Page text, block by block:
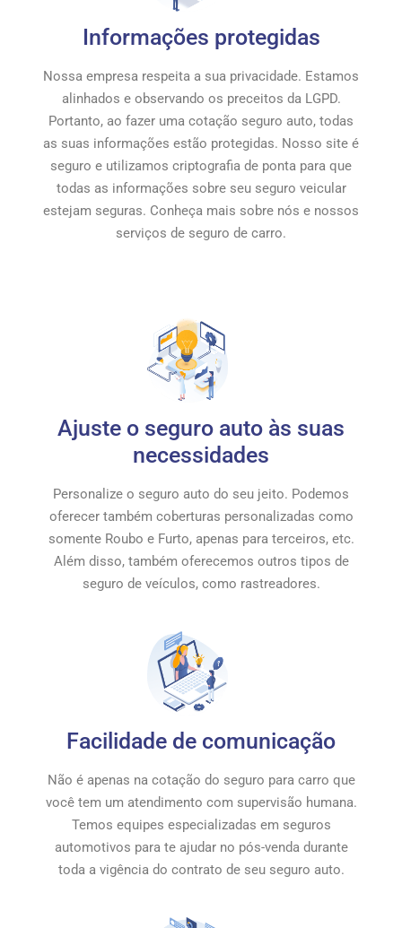
Informações protegidas
Nossa empresa respeita a sua privacidade. Estamos
alinhados e observando os preceitos da LGPD.
Portanto, ao fazer uma cotação seguro auto, todas
as suas informações estão protegidas. Nosso site é
seguro e utilizamos criptografia de ponta para que
todas as informações sobre seu seguro veicular
estejam seguras. Conheça mais sobre nós e nossos
serviços de seguro de carro.
Ajuste o seguro auto às suas
necessidades
Personalize o seguro auto do seu jeito. Podemos
oferecer também coberturas personalizadas como
somente Roubo e Furto, apenas para terceiros, etc.
Além disso, também oferecemos outros tipos de
seguro de veículos, como rastreadores.
Facilidade de comunicação
Não é apenas na cotação do seguro para carro que
você tem um atendimento com supervisão humana.
Temos equipes especializadas em seguros
automotivos para te ajudar no pós-venda durante
toda a vigência do contrato de seu seguro auto.